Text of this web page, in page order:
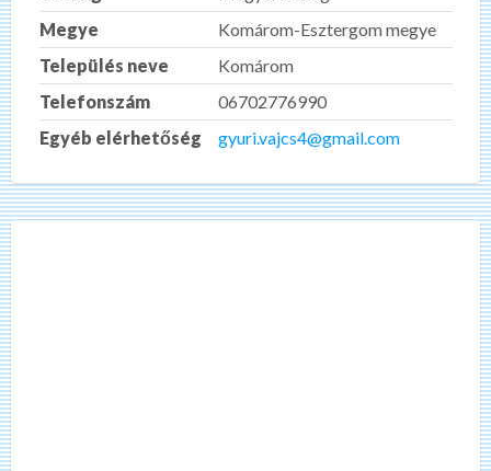
Megye
Komárom-Esztergom megye
Település neve
Komárom
Telefonszám
06702776990
Egyéb elérhetőség
gyuri.vajcs4@gmail.com